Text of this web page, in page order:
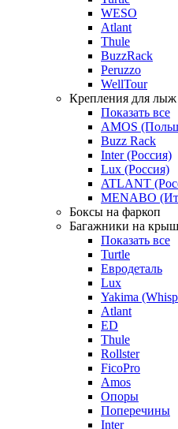
WESO
Atlant
Thule
BuzzRack
Peruzzo
WellTour
Крепления для лыж
Показать все
AMOS
Buzz Rack
Inter (Россия)
Lux (Россия)
ATLANT
MENABO
Боксы на фаркоп
Багажники на
Показать все
Turtle
Евродеталь
Lux
Yakima
Atlant
ED
Thule
Rollster
FicoPro
Amos
Опоры
Поперечины
Inter